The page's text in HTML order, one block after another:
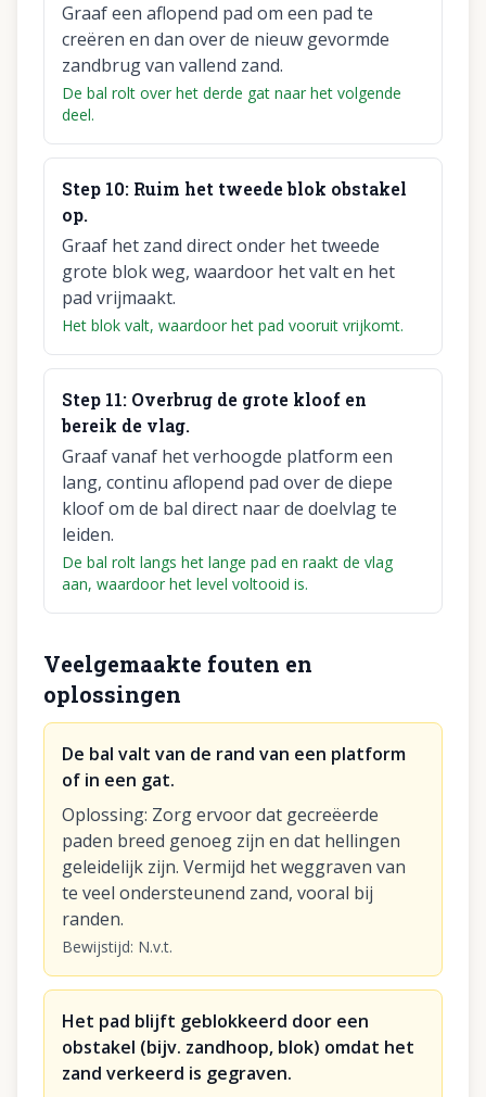
Graaf een aflopend pad om een pad te
creëren en dan over de nieuw gevormde
zandbrug van vallend zand.
De bal rolt over het derde gat naar het volgende
deel.
Step 10: Ruim het tweede blok obstakel
op.
Graaf het zand direct onder het tweede
grote blok weg, waardoor het valt en het
pad vrijmaakt.
Het blok valt, waardoor het pad vooruit vrijkomt.
Step 11: Overbrug de grote kloof en
bereik de vlag.
Graaf vanaf het verhoogde platform een
lang, continu aflopend pad over de diepe
kloof om de bal direct naar de doelvlag te
leiden.
De bal rolt langs het lange pad en raakt de vlag
aan, waardoor het level voltooid is.
Veelgemaakte fouten en
oplossingen
De bal valt van de rand van een platform
of in een gat.
Oplossing: Zorg ervoor dat gecreëerde
paden breed genoeg zijn en dat hellingen
geleidelijk zijn. Vermijd het weggraven van
te veel ondersteunend zand, vooral bij
randen.
Bewijstijd: N.v.t.
Het pad blijft geblokkeerd door een
obstakel (bijv. zandhoop, blok) omdat het
zand verkeerd is gegraven.